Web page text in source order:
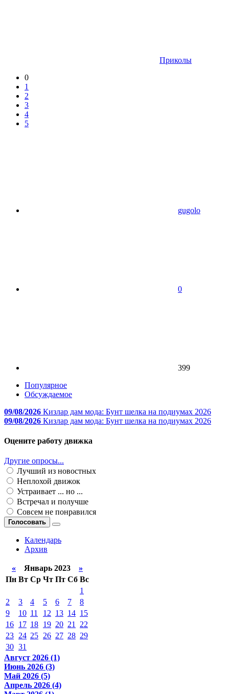
Приколы
0
1
2
3
4
5
gugolo
0
399
Популярное
Обсуждаемое
09/08/2026 Кизлар дам мода: Бунт шелка на подиумах 2026
09/08/2026 Кизлар дам мода: Бунт шелка на подиумах 2026
Оцените работу движка
Другие опросы...
Лучший из новостных
Неплохой движок
Устраивает ... но ...
Встречал и получше
Совсем не понравился
Голосовать
Календарь
Архив
« Январь 2023 »
Пн Вт Ср Чт Пт Сб Вс
1
2
3 4 5 6 7
8
9
10 11 12 13 14 15
16 17 18 19 20 21 22
23 24 25 26 27 28 29
30 31
Август 2026 (1)
Июнь 2026 (3)
Май 2026 (5)
Апрель 2026 (4)